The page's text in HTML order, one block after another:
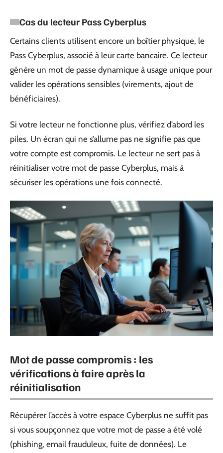
Cas du lecteur Pass Cyberplus
Certains clients utilisent encore un boîtier physique, le
Pass Cyberplus, associé à leur carte bancaire. Ce lecteur
génère un mot de passe dynamique à usage unique pour
valider les opérations sensibles (virements, ajout de
bénéficiaires).
Si votre lecteur ne fonctionne plus, vérifiez d’abord les
piles. Un écran qui ne s’allume pas ne signifie pas que
votre compte est compromis. Le lecteur ne sert pas à
réinitialiser votre mot de passe Cyberplus, mais à
sécuriser les opérations une fois connecté.
Mot de passe compromis : les
vérifications à faire après la
réinitialisation
Récupérer l’accès à votre espace Cyberplus ne suffit pas
si vous soupçonnez que votre mot de passe a été volé
(phishing, email frauduleux, fuite de données). Le